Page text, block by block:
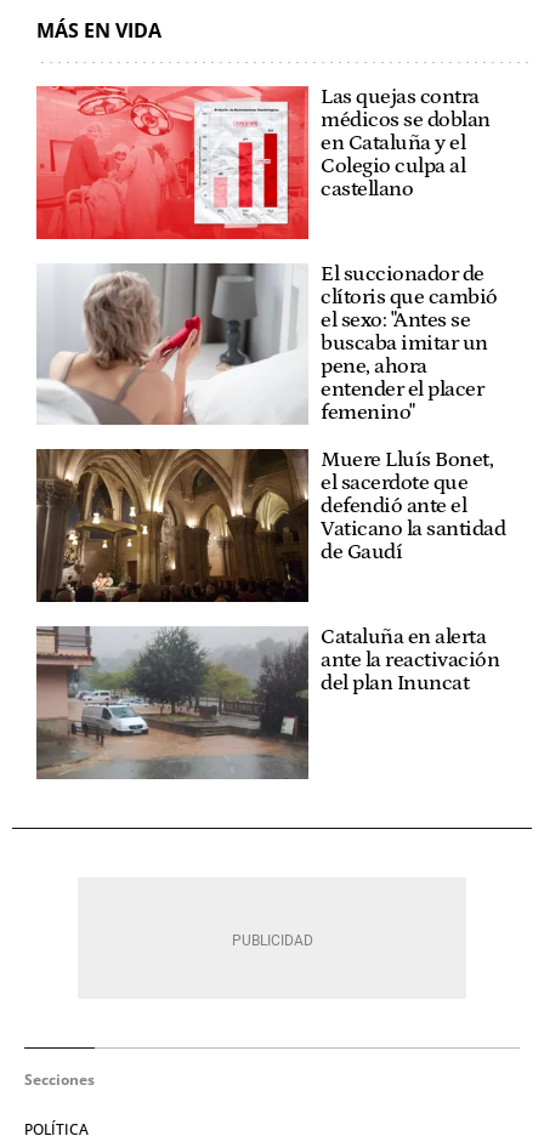
MÁS EN VIDA
Las quejas contra
médicos se doblan
en Cataluña y el
Colegio culpa al
castellano
El succionador de
clítoris que cambió
el sexo: "Antes se
buscaba imitar un
pene, ahora
entender el placer
femenino"
Muere Lluís Bonet,
el sacerdote que
defendió ante el
Vaticano la santidad
de Gaudí
Cataluña en alerta
ante la reactivación
del plan Inuncat
Secciones
POLÍTICA